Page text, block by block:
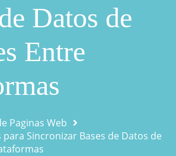
Datos de
Entre
Paginas Web
para Sincronizar Bases de Datos de